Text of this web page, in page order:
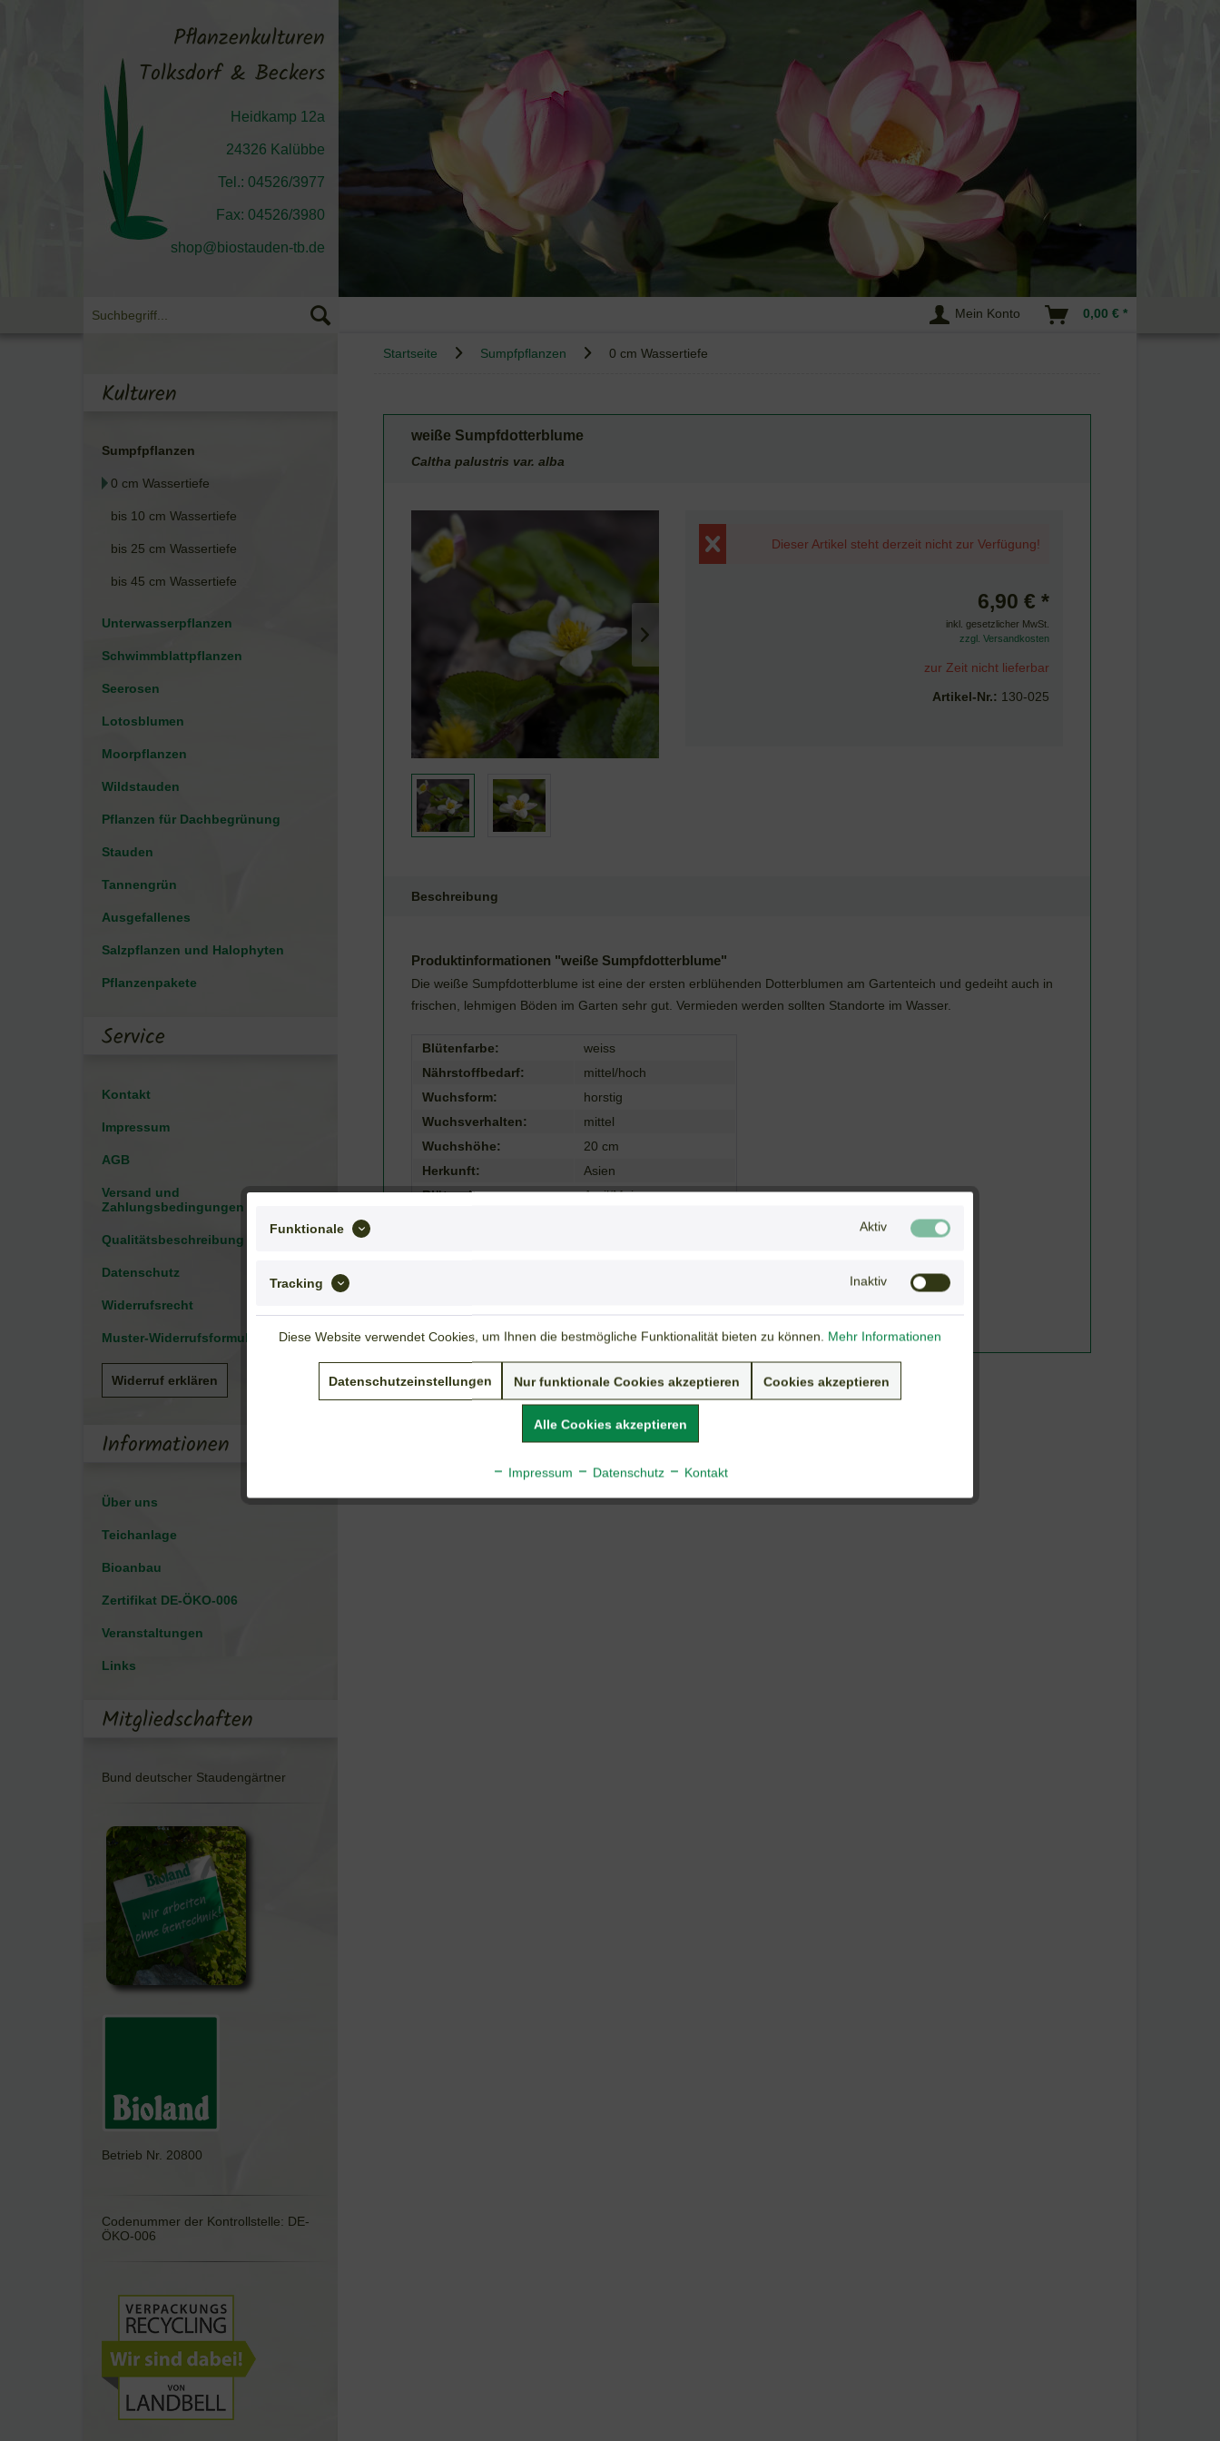
Pflanzenkulturen
Tolksdorf & Beckers
Heidkamp 12a
24326 Kalübbe
Tel.: 04526/3977
Fax: 04526/3980
shop@biostauden-tb.de
Mein Konto 0,00 € *
Startseite Sumpfpflanzen 0 cm Wassertiefe
Kulturen
Sumpfpflanzen
0 cm Wassertiefe
bis 10 cm Wassertiefe
bis 25 cm Wassertiefe
bis 45 cm Wassertiefe
Unterwasserpflanzen
Schwimmblattpflanzen
Seerosen
Lotosblumen
Moorpflanzen
Wildstauden
Pflanzen für Dachbegrünung
Stauden
Tannengrün
Ausgefallenes
Salzpflanzen und Halophyten
Pflanzenpakete
Service
Kontakt
Impressum
AGB
Versand und
Zahlungsbedingungen
Qualitätsbeschreibung
Datenschutz
Widerrufsrecht
Muster-Widerrufsformular
Widerruf erklären
Informationen
Über uns
Teichanlage
Bioanbau
Zertifikat DE-ÖKO-006
Veranstaltungen
Links
Mitgliedschaften
Bund deutscher Staudengärtner
Betrieb Nr. 20800
Codenummer der Kontrollstelle: DE-
ÖKO-006
weiße Sumpfdotterblume
Caltha palustris var. alba
Dieser Artikel steht derzeit nicht zur Verfügung!
6,90 € *
inkl. gesetzlicher MwSt.
zzgl. Versandkosten
zur Zeit nicht lieferbar
Artikel-Nr.: 130-025
Beschreibung
Produktinformationen "weiße Sumpfdotterblume"
Die weiße Sumpfdotterblume ist eine der ersten erblühenden Dotterblumen am Gartenteich und gedeiht auch in
frischen, lehmigen Böden im Garten sehr gut. Vermieden werden sollten Standorte im Wasser.
Blütenfarbe:
weiss
Nährstoffbedarf:
mittel/hoch
Wuchsform:
horstig
Wuchsverhalten:
mittel
Wuchshöhe:
20 cm
Herkunft:
Asien
Blütezeit:
April/Mai
Weitere Artikel von Tolksdorf & Beckers
Funktionale Aktiv
Tracking Inaktiv
Diese Website verwendet Cookies, um Ihnen die bestmögliche Funktionalität bieten zu können. Mehr Informationen
Datenschutzeinstellungen Nur funktionale Cookies akzeptieren Cookies akzeptieren
Alle Cookies akzeptieren
Impressum Datenschutz Kontakt